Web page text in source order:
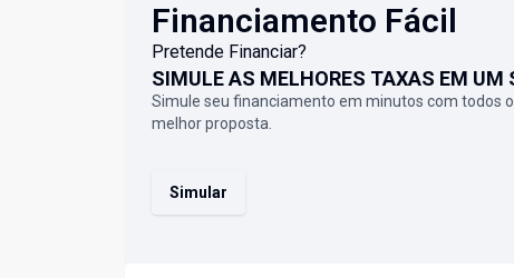
Financiamento Fácil
Pretende Financiar?
SIMULE AS MELHORES TAXAS EM UM
Simule seu financiamento em minutos com todos
melhor proposta.
Simular